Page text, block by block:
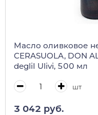
Масло оливковое
CERASUOLA, DON
degliI Ulivi, 500 мл
шт
3 042 руб.